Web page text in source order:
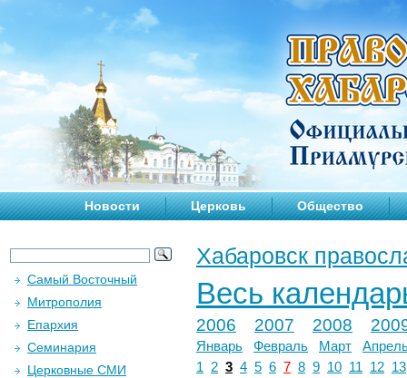
Новости Церковь Общество
Хабаровск
Весь
2006 2007 2008
Январь Февраль Март
1
2 3 4 5 6 7 8 9 10 11 12 13
Самый Восточный
Митрополия
Епархия
Семинария
Церковные СМИ